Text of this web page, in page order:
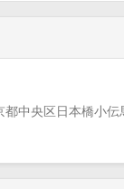
中央区日本橋小伝